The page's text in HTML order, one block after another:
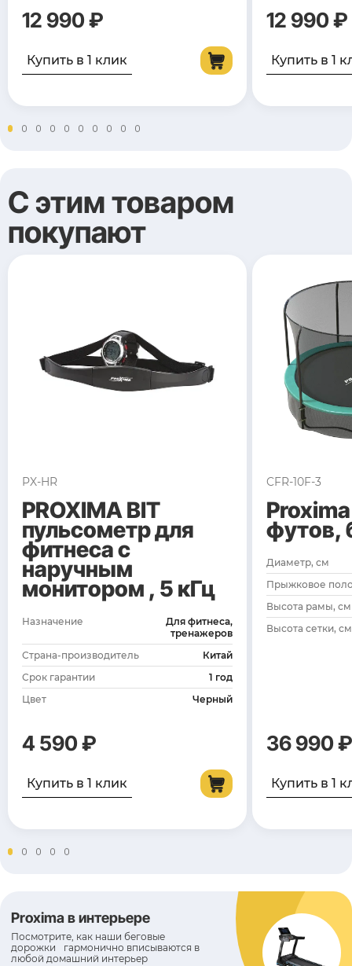
12 990 ₽
Купить в 1 клик
12 990 ₽
Купить в 1
С этим товаром
покупают
PX-HR
PROXIMA BIT
пульсометр для
фитнеса с
наручным
монитором , 5 кГц
Назначение
Для фитнеса,
тренажеров
Страна-производитель
Китай
Срок гарантии
1 год
Цвет
Черный
4 590 ₽
Купить в 1 клик
CFR-10F-3
футов,
Диаметр, см
Прыжковое
Высота рамы, см
Высота сетки, см
36 990 ₽
Купить в 1
Proxima в интерьере
Посмотрите, как наши беговые
дорожки гармонично вписываются в
любой домашний интерьер